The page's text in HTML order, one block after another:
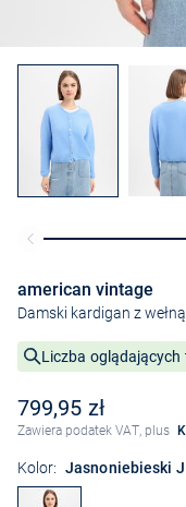
american vintage
Damski kardigan z
Liczba oglądających
799,95 zł
Zawiera podatek VAT, plus
Kolor: Jasnoniebieski